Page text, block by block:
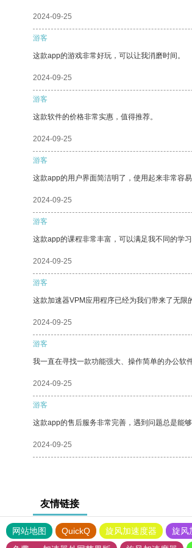
2024-09-25
游客
这款app的游戏非常好玩，可以让我消磨时间。
2024-09-25
游客
这款软件的价格非常实惠，值得推荐。
2024-09-25
游客
这款app的用户界面简洁明了，使用起来非常容
2024-09-25
游客
这款app的课程非常丰富，可以满足我不同的学
2024-09-25
游客
这款加速器VPM应用程序已经为我们带来了无限
2024-09-25
游客
我一直在寻找一款功能强大、操作简单的办公软
2024-09-25
游客
这款app的售后服务非常完善，遇到问题总是能
2024-09-25
友情链接
网站地图 QuickQ 旋风加速度器 旋风